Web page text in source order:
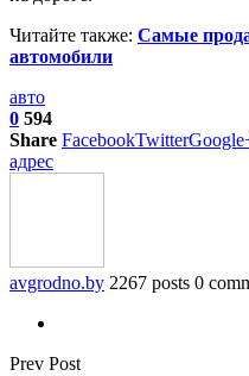
Читайте также: Самые
автомобили
авто
0 594
Share FacebookTwitter
адрес
avgrodno.by 2267 posts 0
Prev Post